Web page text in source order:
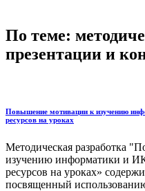
По теме:
презентации и
Повышение мотивации к изучению
ресурсов на уроках
Методическая разработка
изучению информатики и
ресурсов на уроках»
посвященный